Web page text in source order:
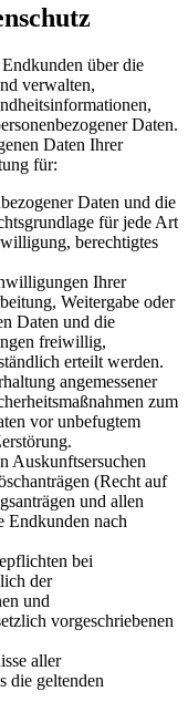
über die
verwalten,
Daten.
Daten Ihrer
für:
Daten und die
für jede Art
berechtigtes
Ihrer
Weitergabe oder
Daten und die
freiwillig,
erteilt werden.
angemessener
zum
vor unbefugtem
Auskunftsersuchen
(Recht auf
und allen
Endkunden nach
bei
der
und
vorgeschriebenen
aller
die geltenden